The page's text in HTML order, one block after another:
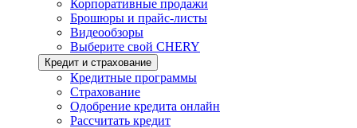
Корпоративные продажи
Брошюры и прайс-листы
Видеообзоры
Выберите свой CHERY
Кредит и страхование
Кредитные программы
Страхование
Одобрение кредита онлайн
Рассчитать кредит